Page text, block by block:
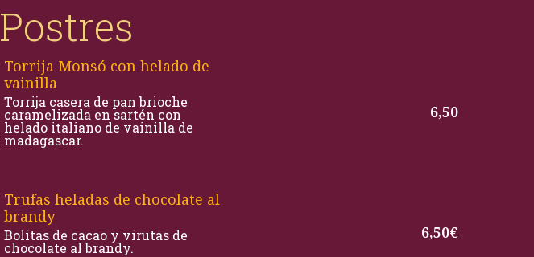
Postres
Torrija Monsó con helado de
vainilla
Torrija casera de pan brioche
caramelizada en sartén con
helado italiano de vainilla de
madagascar.
6,50
Trufas heladas de chocolate al
brandy
Bolitas de cacao y virutas de
chocolate al brandy.
6,50€